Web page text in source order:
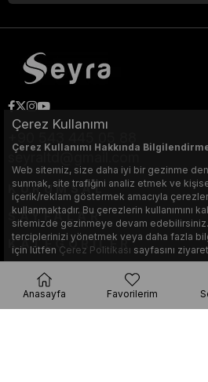
seyraltd@gmail.com
KURUMSAL
SAYFALAR
KATEGORİLER
Bu web sitesi, Nihat
Çerez Kullanımı
Çerez Kullanımı Hakkında
Web sitemiz, size daha iyi bir gezinme
sunmak, site trafiğini analiz etmek ve
içerik/reklam göstermek amacıyla
kullanmaktadır. Bu çerezlerin kullanımını
sitemizde gezinmeye devam
terciplerinizi yönetmek veya daha fazla
için lütfen Çerez Politikası sayfasını
Anasayfa Favorilerim